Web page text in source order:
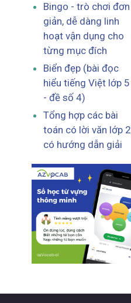
Bingo - trò chơi đơn
giản, dễ dàng linh
hoạt vận dụng cho
từng mục đích
Biển đẹp (bài đọc
hiểu tiếng Việt lớp 5
- đề số 4)
Tổng hợp các bài
toán có lời văn lớp 2
có hướng dẫn giải